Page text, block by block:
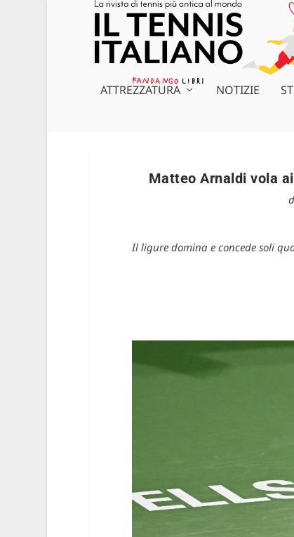
ATTREZZATURA NOTIZIE
Matteo Arnaldi vola
Il ligure domina e concede soli